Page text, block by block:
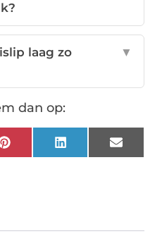
laag zo
▼
dan op:
PinterestLinkedInEmail